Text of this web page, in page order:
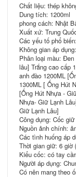
Chất liệu: thép
Dung tích: 1200ml
phong cách: Nhật
Xuất xứ: Trung
Các yếu tố phổ
Không gian áp
Phân loại màu:
lâu] Trắng cao cấp
anh đào 1200ML
1300ML [ Ống Hút
[Ống Hút Nhựa -
Nhựa- Giữ Lạnh
Giữ Lạnh Lâu]
Công dụng: Cốc
Nguồn ảnh chính:
Các tình huống áp
Thời gian giữ: 6 giờ
Kiểu cốc: có tay
Người áp dụng:
Có nên mang theo